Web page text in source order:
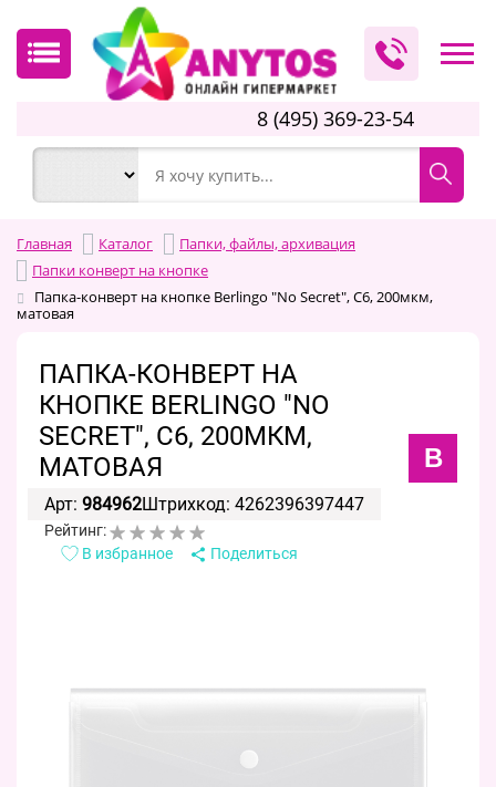
8 (495) 369-23-54
Главная Каталог
Папки, файлы, архивация
Папки конверт на кнопке
Папка-конверт на кнопке Berlingo "No Secret", С6, 200мкм,
матовая
ПАПКА-КОНВЕРТ НА
КНОПКЕ BERLINGO "NO
SECRET", С6, 200МКМ,
МАТОВАЯ
B
Арт: 984962Штрихкод: 4262396397447
Рейтинг:
В избранное
Поделиться